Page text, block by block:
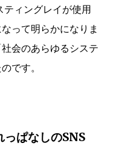
ィングレイが使用
って明らかになりま
会のあらゆるシステ
です。
っぱなしのSNS